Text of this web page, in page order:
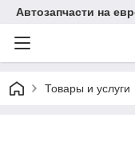
Автозапчасти на
Товары и услуги